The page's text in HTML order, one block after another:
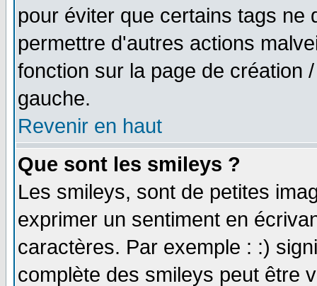
pour éviter que certains tags ne
permettre d'autres actions
fonction sur la page de création
gauche.
Revenir en haut
Que sont les smileys ?
Les smileys, sont de petites
exprimer un sentiment en
caractères. Par exemple : :)
complète des smileys peut être